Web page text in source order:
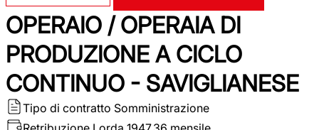
OPERAIO / OPERAIA DI
PRODUZIONE A CICLO
CONTINUO - SAVIGLIANESE
Tipo di contratto Somministrazione